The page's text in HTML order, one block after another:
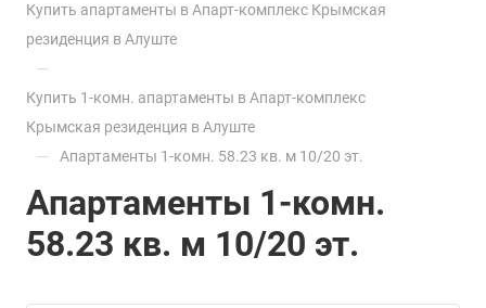
Купить апартаменты в Апарт-комплекс Крымская
резиденция в Алуште
—
Купить 1-комн. апартаменты в Апарт-комплекс
Крымская резиденция в Алуште
— Апартаменты 1-комн. 58.23 кв. м 10/20 эт.
Апартаменты 1-комн.
58.23 кв. м 10/20 эт.